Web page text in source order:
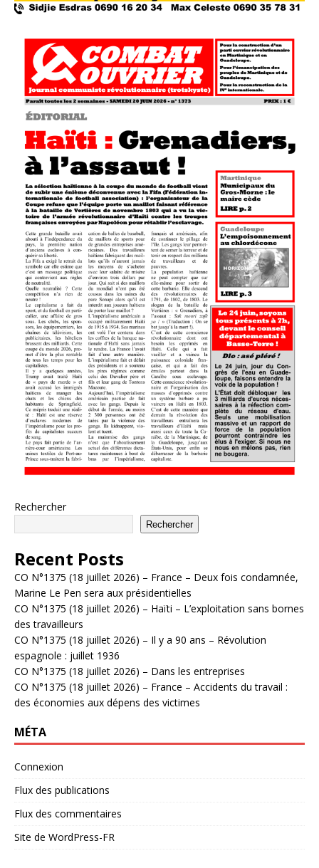
Rechercher
Rechercher
Recent Posts
CO N°1375 (18 juillet 2026) – France – Deux fois condamnée,
Marine Le Pen sera aux présidentielles
CO N°1375 (18 juillet 2026) – Haïti – L’exploitation sans bornes
des travailleurs
CO N°1375 (18 juillet 2026) – Il y a 90 ans – Révolution
espagnole : juillet 1936
CO N°1375 (18 juillet 2026) – Dans les entreprises
CO N°1375 (18 juillet 2026) – France – Accidents du travail :
des économies aux dépens des victimes
MÉTA
Connexion
Flux des publications
Flux des commentaires
Site de WordPress-FR